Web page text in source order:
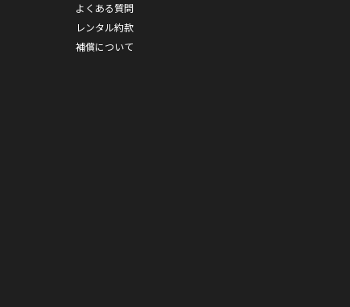
よくある質問
レンタル約款
補償について